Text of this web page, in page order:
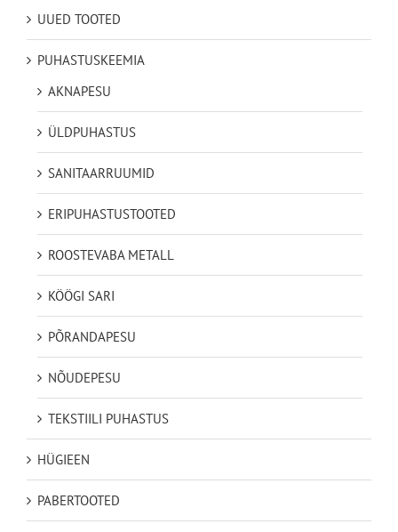
UUED TOOTED
PUHASTUSKEEMIA
AKNAPESU
ÜLDPUHASTUS
SANITAARRUUMID
ERIPUHASTUSTOOTED
ROOSTEVABA METALL
KÖÖGI SARI
PÕRANDAPESU
NÕUDEPESU
TEKSTIILI PUHASTUS
HÜGIEEN
PABERTOOTED